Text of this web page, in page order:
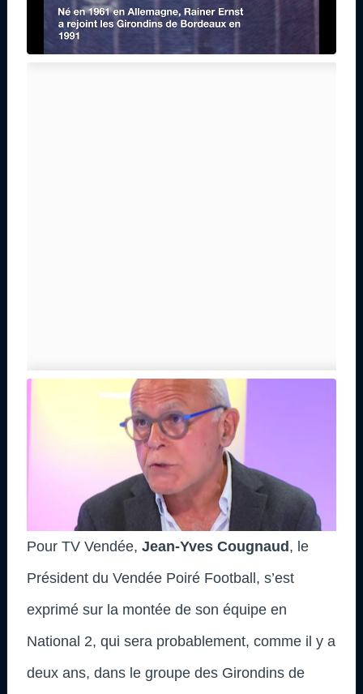
Pour TV Vendée, Jean-Yves Cougnaud, le
Président du Vendée Poiré Football, s’est
exprimé sur la montée de son équipe en
National 2, qui sera probablement, comme il y a
deux ans, dans le groupe des Girondins de